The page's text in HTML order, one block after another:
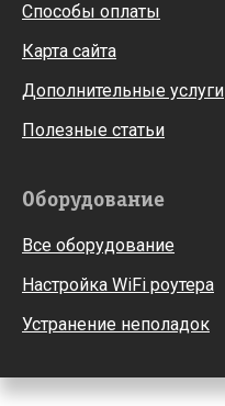
Способы оплаты
Карта сайта
Дополнительные услуги
Полезные статьи
Оборудование
Все оборудование
Настройка WiFi роутера
Устранение неполадок